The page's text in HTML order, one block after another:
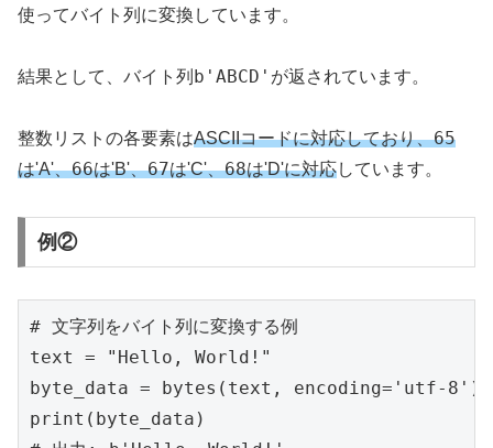
使ってバイト列に変換しています。
結果として、バイト列 b'ABCD' が返されています。
整数リストの各要素はASCIIコードに対応しており、65
は'A'、66は'B'、67は'C'、68は'D'に対応しています。
例②
# 文字列をバイト列に変換する例
text = "Hello, World!"
byte_data = bytes(text, encoding='utf-8')
print(byte_data)